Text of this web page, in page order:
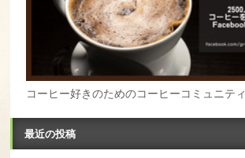
コーヒー好きのためのコーヒーコミュニティ
最近の投稿